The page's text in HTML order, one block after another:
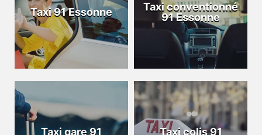
Taxi 91 Essonne
Taxi conventionné
91 Essonne
Taxi gare 91
Taxi colis 91